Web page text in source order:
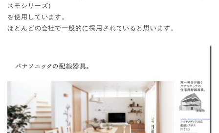
スモシリーズ）
を使用しています。
ほとんどの会社で一般的に採用されていると思います。